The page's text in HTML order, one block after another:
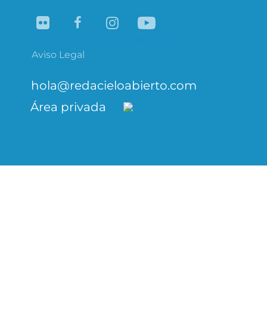
Aviso Legal
hola@redacieloabierto.com
Área privada